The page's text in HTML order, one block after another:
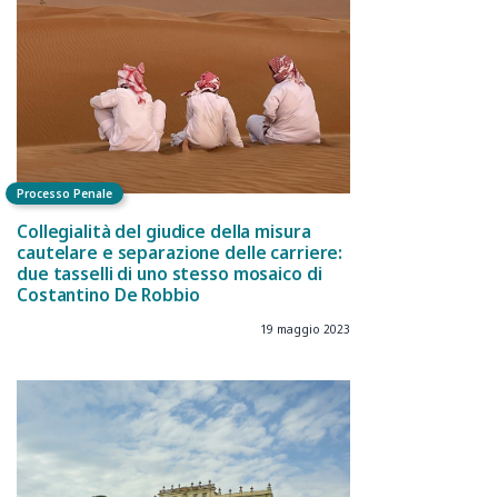
Processo Penale
Collegialità del giudice della misura
cautelare e separazione delle carriere:
due tasselli di uno stesso mosaico di
Costantino De Robbio
19 maggio 2023